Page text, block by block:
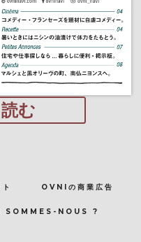
む
OVNIの商業広告
SOMMES-NOUS ?